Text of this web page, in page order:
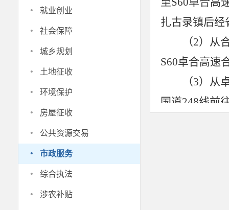
· 就业创业
· 社会保障
· 城乡规划
· 土地征收
· 环境保护
· 房屋征收
· 公共资源交易
· 市政服务
· 综合执法
· 涉农补贴
扎古录镇后经
（2）从
S60卓合高速
（3）从
国道248线前